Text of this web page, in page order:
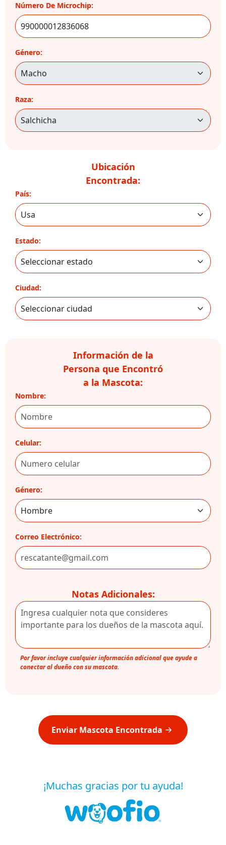
Número De Microchip:
Género:
Raza:
Ubicación
Encontrada:
País:
Estado:
Ciudad:
Información de la
Persona que Encontró
a la Mascota:
Nombre:
Celular:
Género:
Correo Electrónico:
Notas Adicionales:
Por favor incluye cualquier información adicional que ayude a
conectar al dueño con su mascota.
Enviar Mascota Encontrada
¡Muchas gracias por tu ayuda!